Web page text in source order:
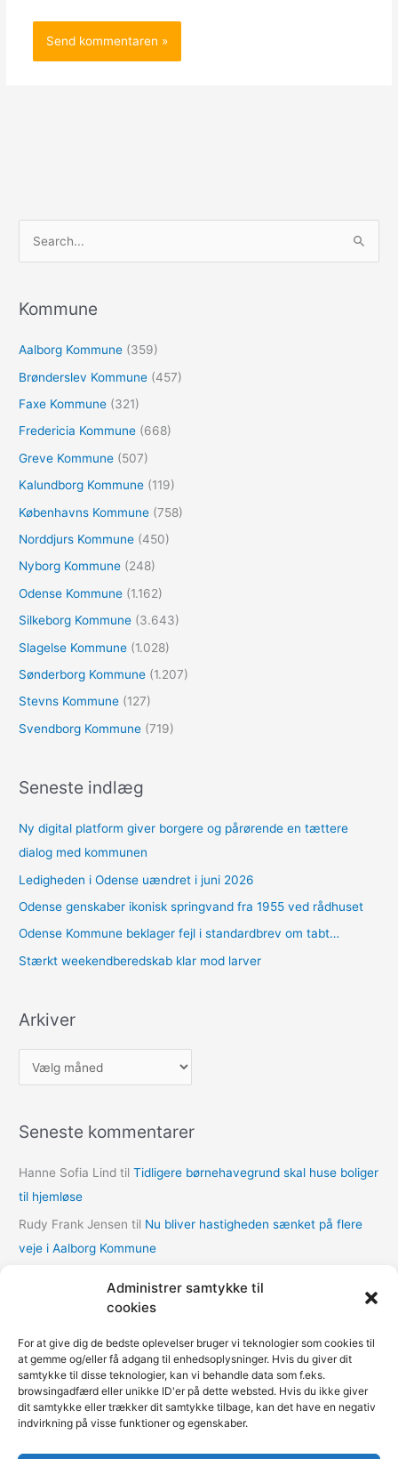
Administrer samtykke til
cookies
For at give dig de bedste oplevelser bruger vi teknologier som cookies til
at gemme og/eller få adgang til enhedsoplysninger. Hvis du giver dit
samtykke til disse teknologier, kan vi behandle data som f.eks.
browsingadfærd eller unikke ID'er på dette websted. Hvis du ikke giver
dit samtykke eller trækker dit samtykke tilbage, kan det have en negativ
indvirkning på visse funktioner og egenskaber.
e
t
e
r
Kommune
Aalborg Kommune (359)
Brønderslev Kommune (457)
Faxe Kommune (321)
Fredericia Kommune (668)
Greve Kommune (507)
Kalundborg Kommune (119)
Københavns Kommune (758)
Norddjurs Kommune (450)
Nyborg Kommune (248)
Odense Kommune (1.162)
Silkeborg Kommune (3.643)
Slagelse Kommune (1.028)
Sønderborg Kommune (1.207)
Stevns Kommune (127)
Svendborg Kommune (719)
Seneste indlæg
Ny digital platform giver borgere og pårørende en tættere
dialog med kommunen
Ledigheden i Odense uændret i juni 2026
Odense genskaber ikonisk springvand fra 1955 ved rådhuset
Odense Kommune beklager fejl i standardbrev om tabt…
Stærkt weekendberedskab klar mod larver
Arkiver
r
i
e
r
Seneste kommentarer
Hanne Sofia Lind tilTidligere børnehavegrund skal huse boliger
til hjemløse
Rudy Frank Jensen til Nu bliver hastigheden sænket på flere
veje i Aalborg Kommune
udbygningsaftaler
Mariann Wie SvensontilSocialforvaltningen åbner COVID-
nødovernatning til hjemløse i Multihallen på Amager